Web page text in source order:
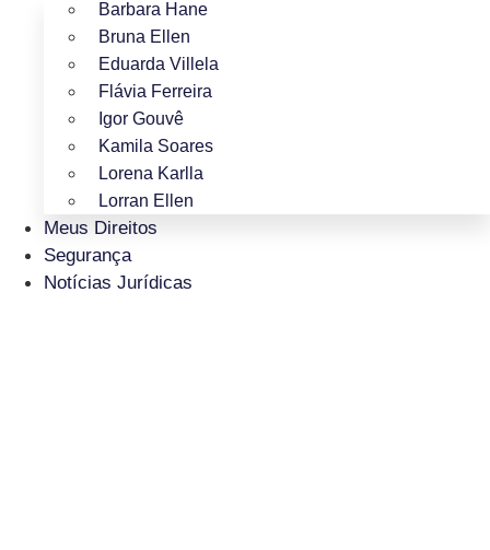
Barbara Hane
Bruna Ellen
Eduarda Villela
Flávia Ferreira
Igor Gouvê
Kamila Soares
Lorena Karlla
Lorran Ellen
Meus Direitos
Segurança
Notícias Jurídicas